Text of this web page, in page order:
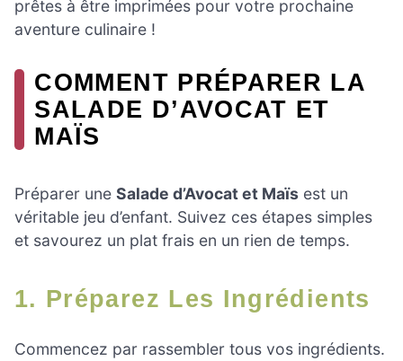
prêtes à être imprimées pour votre prochaine
aventure culinaire !
COMMENT PRÉPARER LA
SALADE D’AVOCAT ET
MAÏS
Préparer une Salade d’Avocat et Maïs est un
véritable jeu d’enfant. Suivez ces étapes simples
et savourez un plat frais en un rien de temps.
1. Préparez Les Ingrédients
Commencez par rassembler tous vos ingrédients.